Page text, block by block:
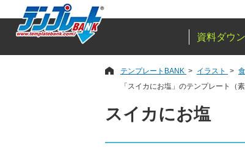
資料ダウ
テンプレートBANK イラスト
「スイカにお塩」のテンプレート（
スイカにお塩